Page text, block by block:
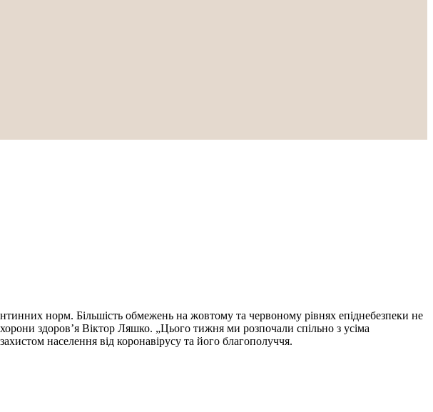
норм. Більшість обмежень на жовтому та червоному рівнях епіднебезпеки не
здоров’я Віктор Ляшко. „Цього тижня ми розпочали спільно з усіма
населення від коронавірусу та його благополуччя.